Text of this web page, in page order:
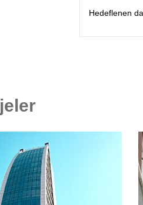
Hedeflenen